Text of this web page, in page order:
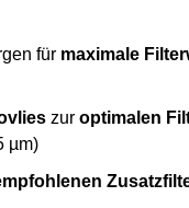
für maximale
zuroptimalen
µm)